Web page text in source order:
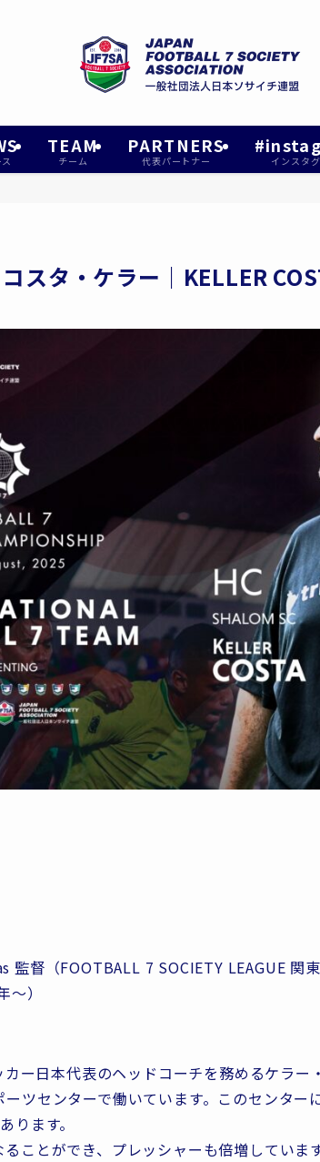
TEAM
チーム
PARTNERS
代表パートナー インスタ
スタ・ケラー｜KELLER
督（FOOTBALL 7 SOCIETY LEAGUE 関東
）
ー日本代表のヘッドコーチを務めるケラー
ツセンターで働いています。このセンタ
ります。
ことができ、プレッシャーも倍増しています